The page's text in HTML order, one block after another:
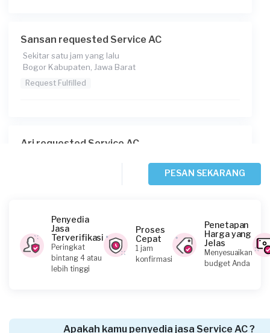
Sansan requested Service AC
Sekitar satu jam yang lalu
Bogor Kabupaten, Jawa Barat
Request Fulfilled
Ari requested Service AC
Anisa requested Service AC
Sekitar 2 jam yang lalu
Depok, Jawa Barat
PESAN SEKARANG
Penyedia
Jasa
Terverifikasi
Peringkat
bintang 4 atau
lebih tinggi
Proses
Cepat
1 jam
konfirmasi
Penetapan
Harga yang
Jelas
Menyesuaikan
budget Anda
Apakah kamu penyedia jasa Service AC ?